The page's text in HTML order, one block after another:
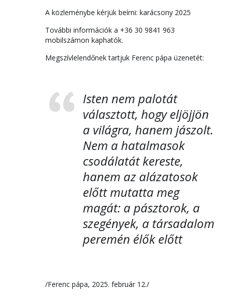
A közleménybe kérjük beírni: karácsony 2025
További információk a +36 30 9841 963
mobilszámon kaphatók.
Megszívlelendőnek tartjuk Ferenc pápa üzenetét:
Isten nem palotát
választott, hogy eljöjjön
a világra, hanem jászolt.
Nem a hatalmasok
csodálatát kereste,
hanem az alázatosok
előtt mutatta meg
magát: a pásztorok, a
szegények, a társadalom
peremén élők előtt
/Ferenc pápa, 2025. február 12./